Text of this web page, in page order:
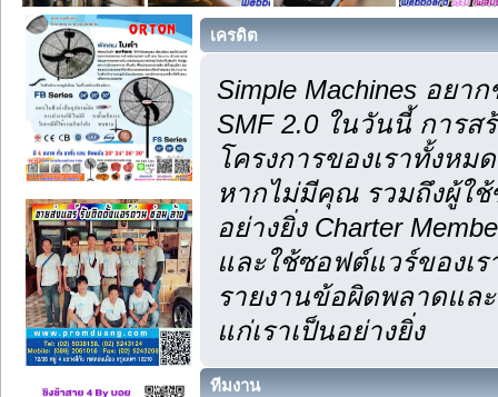
เครดิต
Simple Machines อย
SMF 2.0 ในวันนี้ การส
โครงการของเราทั้งหม
หากไม่มีคุณ รวมถึงผู้ใช้
อย่างยิ่ง Charter
และใช้ซอฟต์แวร์ของเ
รายงานข้อผิดพลาดแล
แก่เราเป็นอย่างยิ่ง
ทีมงาน